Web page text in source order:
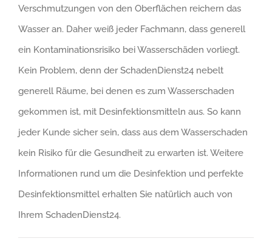
Verschmutzungen von den Oberflächen reichern das
Wasser an. Daher weiß jeder Fachmann, dass generell
ein Kontaminationsrisiko bei Wasserschäden vorliegt.
Kein Problem, denn der SchadenDienst24 nebelt
generell Räume, bei denen es zum Wasserschaden
gekommen ist, mit Desinfektionsmitteln aus. So kann
jeder Kunde sicher sein, dass aus dem Wasserschaden
kein Risiko für die Gesundheit zu erwarten ist. Weitere
Informationen rund um die Desinfektion und perfekte
Desinfektionsmittel erhalten Sie natürlich auch von
Ihrem SchadenDienst24.